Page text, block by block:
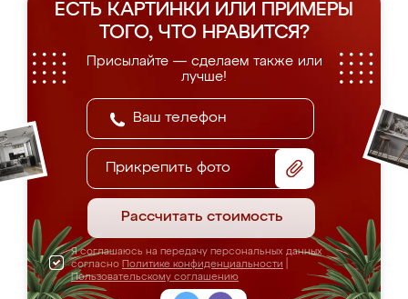
ЕСТЬ КАРТИНКИ ИЛИ ПРИМЕРЫ
ТОГО, ЧТО НРАВИТСЯ?
Присылайте — сделаем также или
лучше!
Прикрепить фото
Рассчитать стоимость
Я соглашаюсь на передачу персональных данных
согласно Политике конфиденциальности
Пользовательскому соглашению